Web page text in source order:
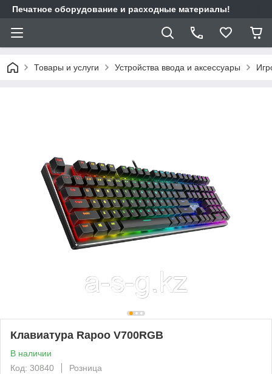
Печатное оборудование и расходные материалы!
Товары и услуги Устройства ввода и аксессуары
Клавиатура Rapoo V700RGB
В наличии
Код: 30840
Розница